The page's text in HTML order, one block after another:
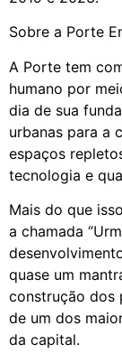
Sobre a Porte
A Porte tem
humano por
dia de sua
urbanas para a
espaços
tecnologia e
Mais do que
a chamada
quase um
construção dos
de um dos
da capital.